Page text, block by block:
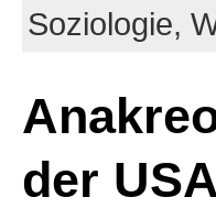
Soziologie,
der USA